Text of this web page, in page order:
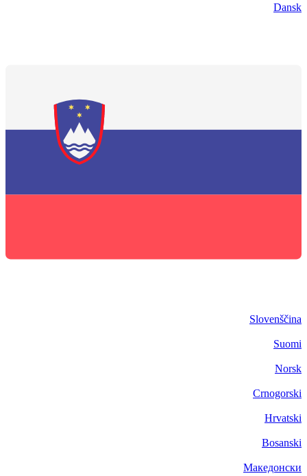
Dansk
Slovenščina
Suomi
Norsk
Crnogorski
Hrvatski
Bosanski
Македонски